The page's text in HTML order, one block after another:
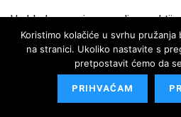
U skladu sa svim navodima
postupak stegovne
sudskog vijeća Vrhovnog suda
članka 62. Zakona o državnom
1. Zbog ponašanja suprotnog
Koristimo kolačiće u svrhu
na stranici. Ukoliko nastavite s
pretpostavit ćemo da
PRIHVAĆAM